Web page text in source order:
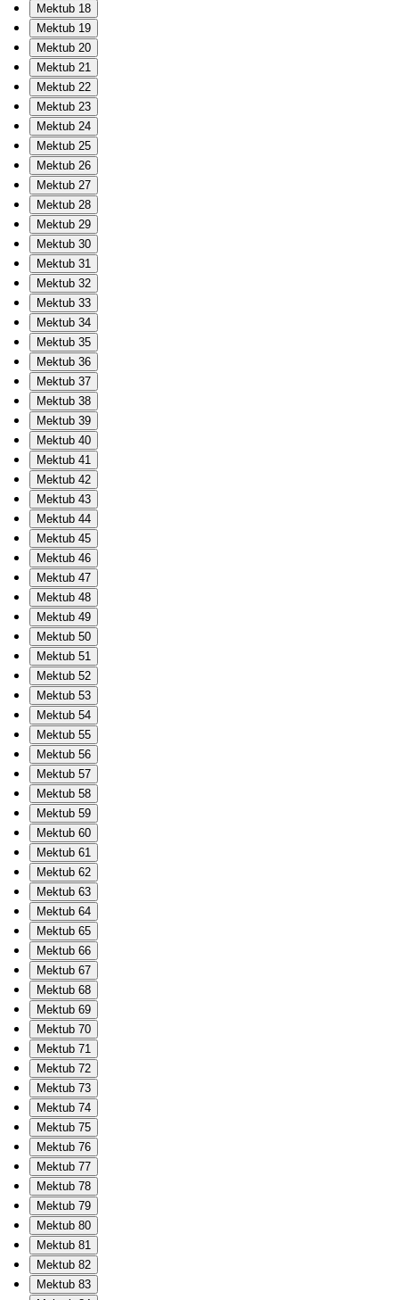
Mektub 18
Mektub 19
Mektub 20
Mektub 21
Mektub 22
Mektub 23
Mektub 24
Mektub 25
Mektub 26
Mektub 27
Mektub 28
Mektub 29
Mektub 30
Mektub 31
Mektub 32
Mektub 33
Mektub 34
Mektub 35
Mektub 36
Mektub 37
Mektub 38
Mektub 39
Mektub 40
Mektub 41
Mektub 42
Mektub 43
Mektub 44
Mektub 45
Mektub 46
Mektub 47
Mektub 48
Mektub 49
Mektub 50
Mektub 51
Mektub 52
Mektub 53
Mektub 54
Mektub 55
Mektub 56
Mektub 57
Mektub 58
Mektub 59
Mektub 60
Mektub 61
Mektub 62
Mektub 63
Mektub 64
Mektub 65
Mektub 66
Mektub 67
Mektub 68
Mektub 69
Mektub 70
Mektub 71
Mektub 72
Mektub 73
Mektub 74
Mektub 75
Mektub 76
Mektub 77
Mektub 78
Mektub 79
Mektub 80
Mektub 81
Mektub 82
Mektub 83